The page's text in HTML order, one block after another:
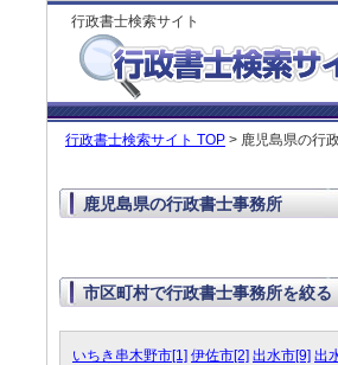
行政書士検索サイト
行政書士検索サイト TOP > 鹿児島県の行
鹿児島県の行政書士事務所
市区町村で行政書士事務所を絞る
いちき串木野市[1] 伊佐市[2] 出水市[9] 出